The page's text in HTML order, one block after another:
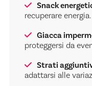
Snack
recuperare energia.
Giacca
proteggersi da
Strati
adattarsi alle